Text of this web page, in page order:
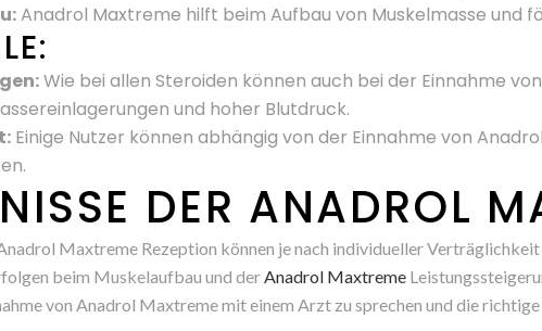
Anadrol Maxtreme hilft beim Aufbau von Muskelmasse und
Wie bei allen Steroiden können auch bei der Einnahme
und hoher Blutdruck.
Einige Nutzer können abhängig von der Einnahme von
DER ANADROL
Maxtreme Rezeption können je nach individueller
beim Muskelaufbau und derAnadrol Maxtreme
von Anadrol Maxtreme mit einem Arzt zu sprechen und die